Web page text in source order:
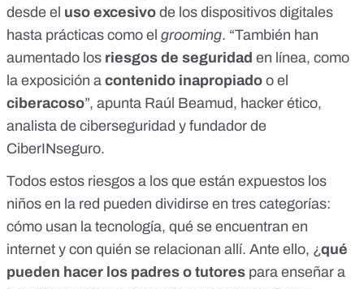
desde el uso excesivo de los dispositivos digitales
hasta prácticas como el grooming. “También han
aumentado los riesgos de seguridad en línea, como
la exposición a contenido inapropiado o el
ciberacoso”, apunta Raúl Beamud, hacker ético,
analista de ciberseguridad y fundador de
CiberINseguro.
Todos estos riesgos a los que están expuestos los
niños en la red pueden dividirse en tres categorías:
cómo usan la tecnología, qué se encuentran en
internet y con quién se relacionan allí. Ante ello, ¿qué
pueden hacer los padres o tutores para enseñar a